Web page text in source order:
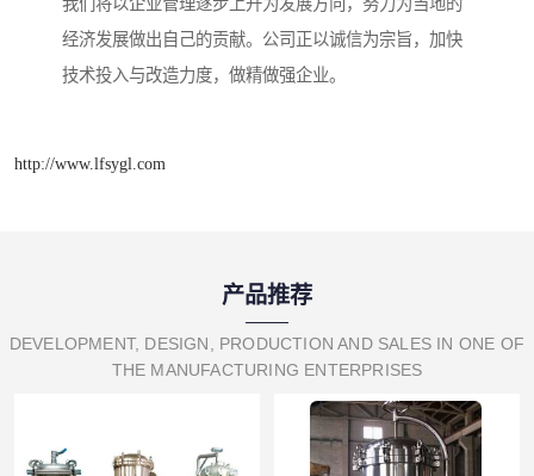
经济发展做出自己的贡献。公司正以诚信为宗旨，加快
技术投入与改造力度，做精做强企业。
http://www.lfsygl.com
产品推荐
DEVELOPMENT, DESIGN, PRODUCTION AND SALES IN ONE OF
THE MANUFACTURING ENTERPRISES